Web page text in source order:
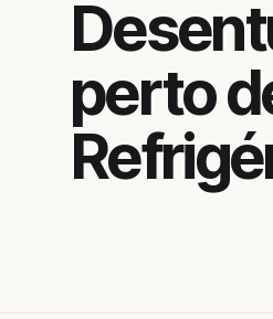
perto